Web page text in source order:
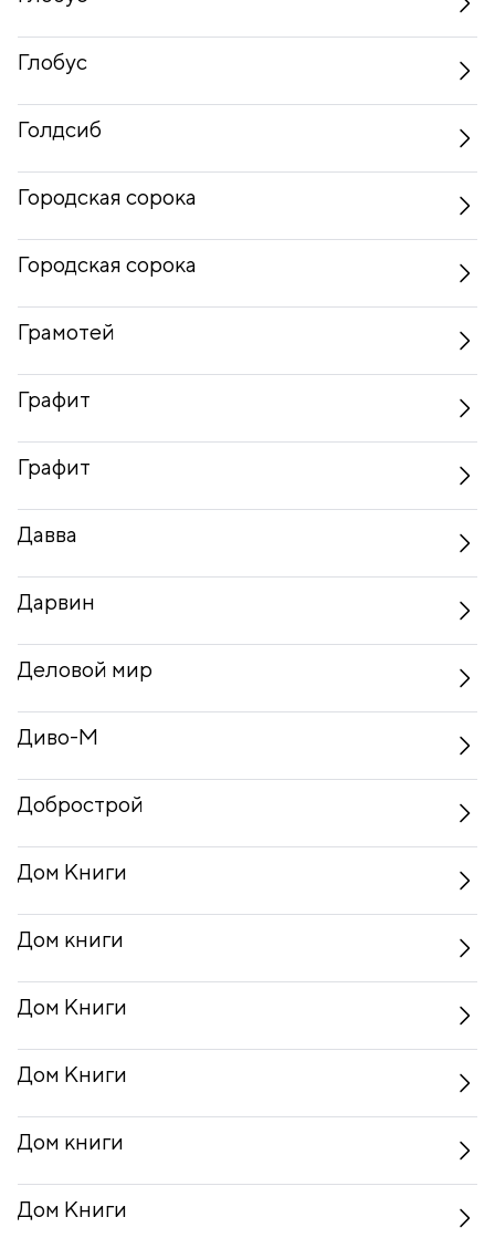
Глобус
Голдсиб
Городская сорока
Городская сорока
Грамотей
Графит
Графит
Давва
Дарвин
Деловой мир
Диво-М
Добрострой
Дом Книги
Дом книги
Дом Книги
Дом Книги
Дом книги
Дом Книги